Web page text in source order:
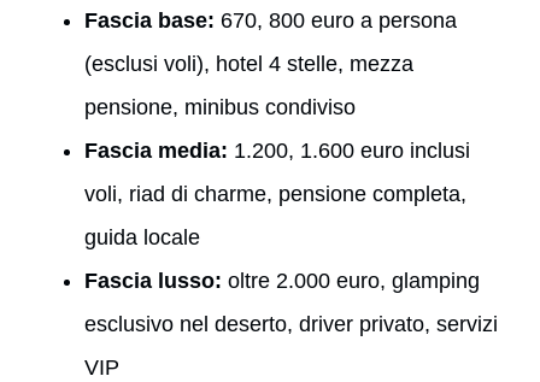
Fascia base: 670, 800 euro a persona
(esclusi voli), hotel 4 stelle, mezza
pensione, minibus condiviso
Fascia media: 1.200, 1.600 euro inclusi
voli, riad di charme, pensione completa,
guida locale
Fascia lusso: oltre 2.000 euro, glamping
esclusivo nel deserto, driver privato, servizi
VIP